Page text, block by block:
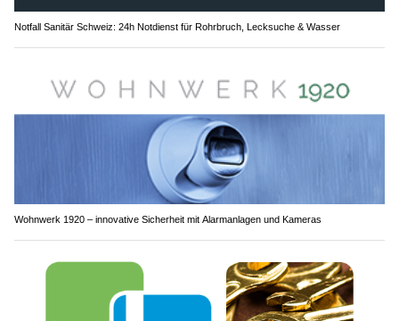
Notfall Sanitär Schweiz: 24h Notdienst für Rohrbruch, Lecksuche & Wasser
Wohnwerk 1920 – innovative Sicherheit mit Alarmanlagen und Kameras